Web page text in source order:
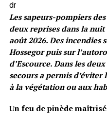
dr
Les sapeurs-pompiers
deux reprises dans la
août 2026. Des incendies
Hossegor puis sur
d’Escource. Dans les
secours a permis
à la végétation ou aux
Un feu de pinède